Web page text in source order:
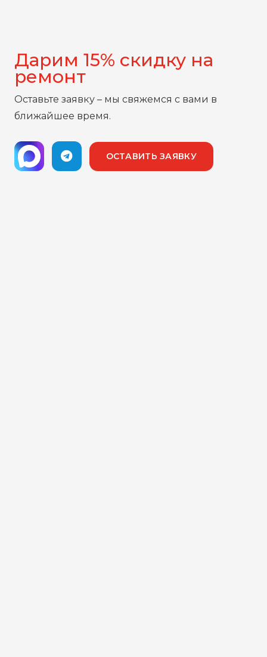
Дарим 15% скидку на
ремонт
Оставьте заявку – мы свяжемся с вами в
ближайшее время.
ОСТАВИТЬ ЗАЯВКУ